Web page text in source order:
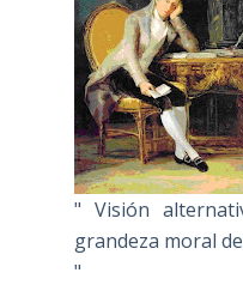
" Visión
grandeza moral
"